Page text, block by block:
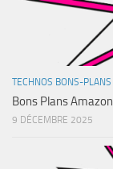
TECHNOS BONS-PLANS
Bons Plans
9 DÉCEMBRE 2025